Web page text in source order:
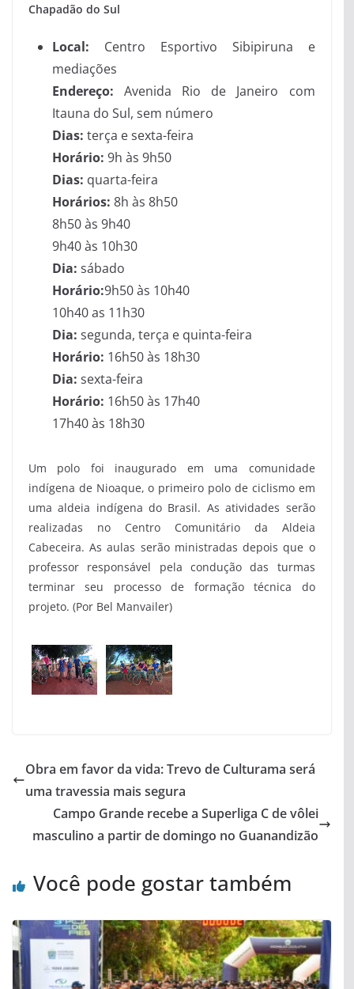
Chapadão do Sul
Local: Centro Esportivo Sibipiruna e
mediações
Endereço:Avenida Rio de Janeiro com
Itauna do Sul, sem número
Dias: terça e sexta-feira
Horário: 9h às 9h50
Dias: quarta-feira
Horários: 8h às 8h50
8h50 às 9h40
9h40 às 10h30
Dia: sábado
Horário:9h50 às 10h40
10h40 as 11h30
Dia: segunda, terça e quinta-feira
Horário: 16h50 às 18h30
Dia: sexta-feira
Horário: 16h50 às 17h40
17h40 às 18h30
Um polo foi inaugurado em uma comunidade
indígena de Nioaque, o primeiro polo de ciclismo em
uma aldeia indígena do Brasil. As atividades serão
realizadas no Centro Comunitário da Aldeia
Cabeceira. As aulas serão ministradas depois que o
professor responsável pela condução das turmas
terminar seu processo de formação técnica do
projeto. (Por Bel Manvailer)
Obra em favor da vida: Trevo de Culturama será
uma travessia mais segura
Campo Grande recebe a Superliga C de vôlei
masculino a partir de domingo no Guanandizão
Você pode gostar também